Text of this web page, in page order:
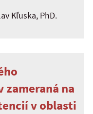
Kľuska, PhD.
na
v oblasti